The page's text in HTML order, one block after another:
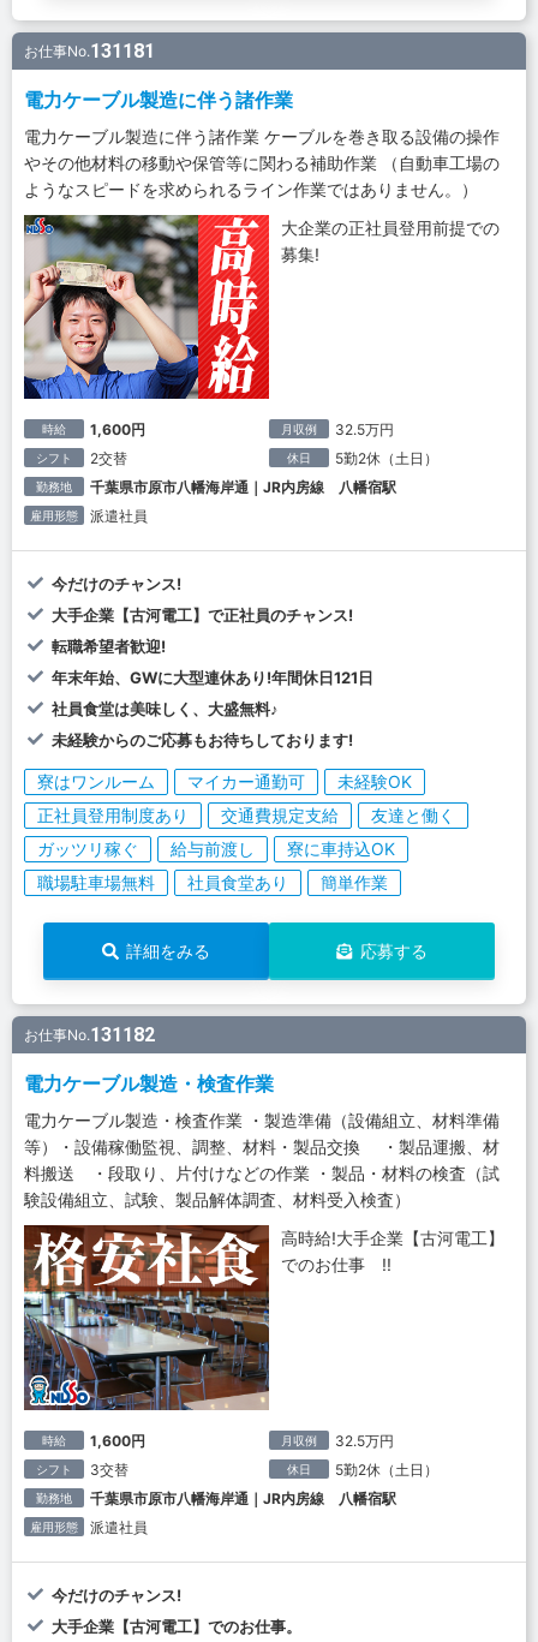
お仕事No.131181
電力ケーブル製造に伴う諸作業
電力ケーブル製造に伴う諸作業 ケーブルを巻き取る設備の操作
やその他材料の移動や保管等に関わる補助作業 （自動車工場の
ようなスピードを求められるライン作業ではありません。）
大企業の正社員登用前提での
募集!
時給 1,600円 月収例 32.5万円
シフト 2交替 休日 5勤2休（土日）
勤務地 千葉県市原市八幡海岸通｜JR内房線 八幡宿駅
雇用形態 派遣社員
今だけのチャンス!
大手企業【古河電工】で正社員のチャンス!
転職希望者歓迎!
年末年始、GWに大型連休あり!年間休日121日
社員食堂は美味しく、大盛無料♪
未経験からのご応募もお待ちしております!
寮はワンルーム マイカー通勤可
未経験OK
正社員登用制度あり
交通費規定支給
友達と働く
ガッツリ稼ぐ
給与前渡し
寮に車持込OK
職場駐車場無料
社員食堂あり 簡単作業
詳細をみる 応募する
お仕事No.131182
電力ケーブル製造・検査作業
電力ケーブル製造・検査作業 ・製造準備（設備組立、材料準備
等）・設備稼働監視、調整、材料・製品交換 ・製品運搬、材
料搬送 ・段取り、片付けなどの作業 ・製品・材料の検査（試
験設備組立、試験、製品解体調査、材料受入検査）
高時給!大手企業【古河電工】
でのお仕事 !!
時給 1,600円 月収例 32.5万円
シフト 3交替 休日 5勤2休（土日）
勤務地 千葉県市原市八幡海岸通｜JR内房線 八幡宿駅
雇用形態 派遣社員
今だけのチャンス!
大手企業【古河電工】でのお仕事。